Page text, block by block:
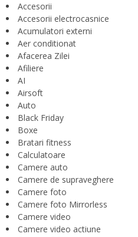
Accesorii
Accesorii electrocasnice
Acumulatori externi
Aer conditionat
Afacerea Zilei
Afiliere
AI
Airsoft
Auto
Black Friday
Boxe
Bratari fitness
Calculatoare
Camere auto
Camere de supraveghere
Camere foto
Camere foto Mirrorless
Camere video
Camere video actiune